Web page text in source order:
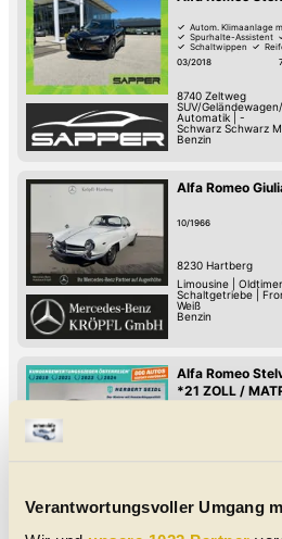
Verantwortungsvoller Umgang
Autom. Klimaanlage
Spurhalte-Assistent
Schaltwippen
03/2018
8740 Zeltweg
SUV/
Automatik| -
Schwarz Schwarz
Benzin
Alfa Romeo
10/1966
8230 Hartberg
Limousine| Oldtimer
Schaltgetriebe|
Weiß
Benzin
Alfa Romeo
*21 ZOLL /
SUV/